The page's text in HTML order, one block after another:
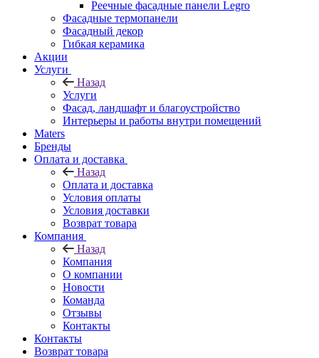
Реечные фасадные панели Legro
Фасадные термопанели
Фасадный декор
Гибкая керамика
Акции
Услуги
Назад
Услуги
Фасад, ландшафт и благоустройство
Интерьеры и работы внутри помещений
Maters
Бренды
Оплата и доставка
Назад
Оплата и доставка
Условия оплаты
Условия доставки
Возврат товара
Компания
Назад
Компания
О компании
Новости
Команда
Отзывы
Контакты
Контакты
Возврат товара